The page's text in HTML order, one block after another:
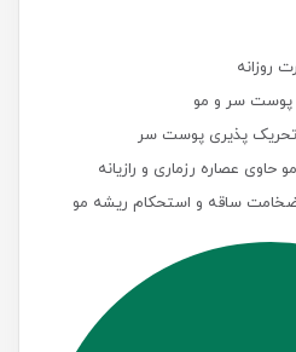
روزانه
پوست سر و مو
پذیری پوست سر
عصاره رزماری و رازیانه
ضخامت ساقه و استحکام ریشه مو